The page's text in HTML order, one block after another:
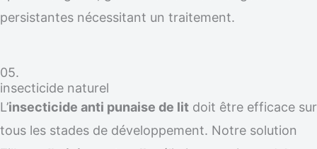
persistantes nécessitant un traitement.
05.
insecticide naturel
L’insecticide anti punaise de lit doit être efficace sur
tous les stades de développement. Notre solution